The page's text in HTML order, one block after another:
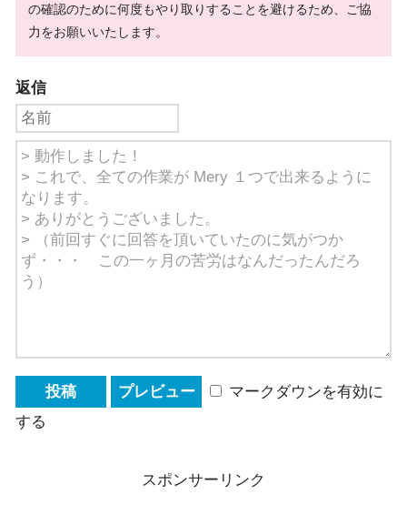
の確認のために何度もやり取りすることを避けるため、ご協
力をお願いいたします。
返信
マークダウンを有効に
する
スポンサーリンク